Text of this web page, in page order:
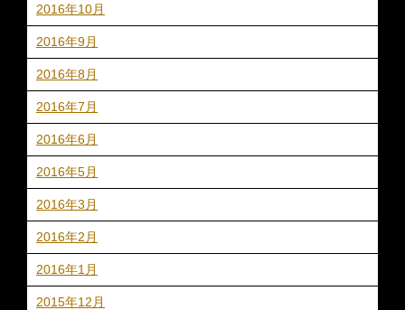
2016年10月
2016年9月
2016年8月
2016年7月
2016年6月
2016年5月
2016年3月
2016年2月
2016年1月
2015年12月